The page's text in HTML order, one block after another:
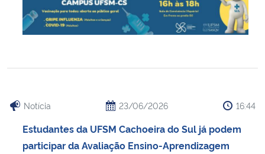
Notícia 23/06/2026 16:44
Estudantes da UFSM Cachoeira do Sul já podem
participar da Avaliação Ensino-Aprendizagem